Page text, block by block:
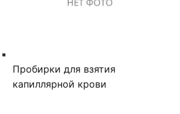
Пробирки для взятия
капиллярной крови